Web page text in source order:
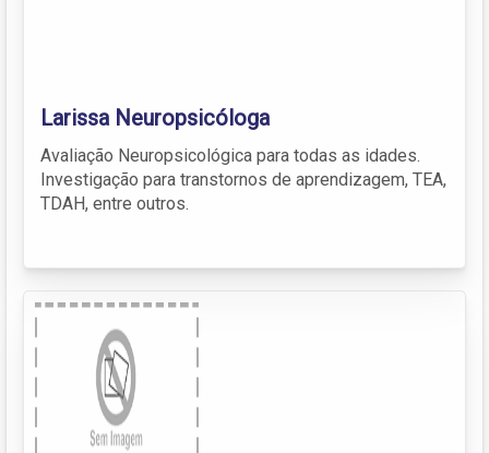
Larissa Neuropsicóloga
Avaliação Neuropsicológica para todas as idades.
Investigação para transtornos de aprendizagem, TEA,
TDAH, entre outros.